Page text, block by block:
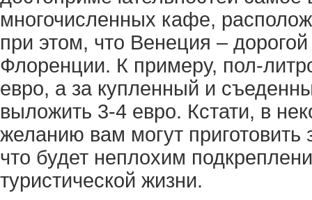
многочисленных кафе,
при этом, что Венеция –
Флоренции. К примеру, пол-
евро, а за купленный и
выложить 3-4 евро. Кстати, в
желанию вам могут приготовить
что будет неплохим
туристической жизни.